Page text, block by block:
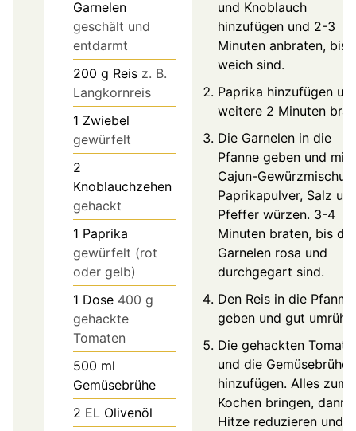
Garnelen
geschält und
entdarmt
200 g Reis z. B.
Langkornreis
1 Zwiebel
gewürfelt
2
Knoblauchzehen
gehackt
1 Paprika
gewürfelt (rot
oder gelb)
1 Dose 400 g
gehackte
Tomaten
500 ml
Gemüsebrühe
2 EL Olivenöl
und Knoblauch
hinzufügen und 2-3
Minuten anbraten, bis
weich sind.
Paprika hinzufügen
weitere 2 Minuten
Die Garnelen in die
Pfanne geben und mit
Cajun-
Paprikapulver, Salz
Pfeffer würzen. 3-4
Minuten braten, bis die
Garnelen rosa und
durchgegart sind.
Den Reis in die Pfanne
geben und gut
Die gehackten
und die Gemüsebrühe
hinzufügen. Alles zum
Kochen bringen, dann
Hitze reduzieren und